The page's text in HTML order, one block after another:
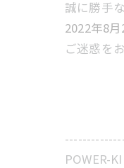
誠に勝手な
2022年8
ご迷惑を
POWER-